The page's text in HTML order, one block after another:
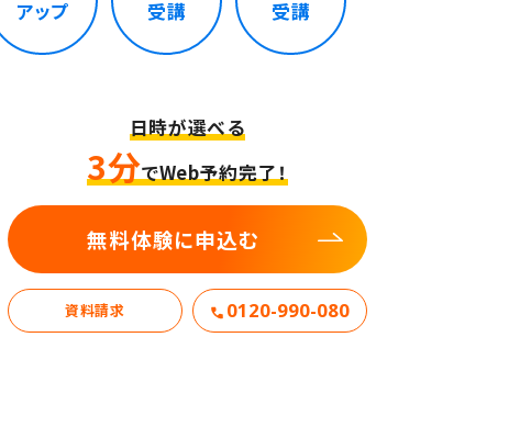
アップ
受講
受講
日時が選べる
3分でWeb予約完了！
無料体験に申込む
資料請求 0120-990-080